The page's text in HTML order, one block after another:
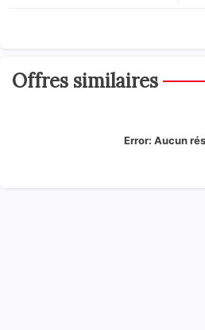
Offres similaires
Error: Aucun